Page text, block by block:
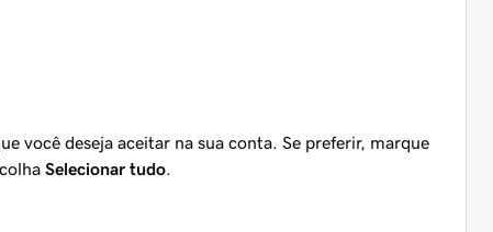
você deseja aceitar na sua conta. Se preferir, marque
Selecionar tudo